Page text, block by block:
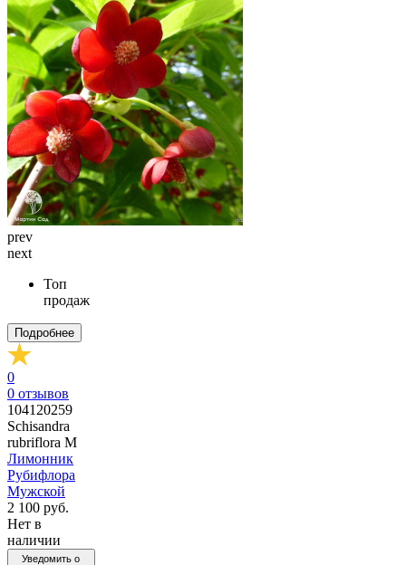
prev
next
Топ
продаж
Подробнее
0
0 отзывов
104120259
Schisandra
rubriflora M
Лимонник
Рубифлора
Мужской
2 100 руб.
Нет в
наличии
Уведомить о